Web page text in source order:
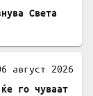
Света
август 2026
го чуваат